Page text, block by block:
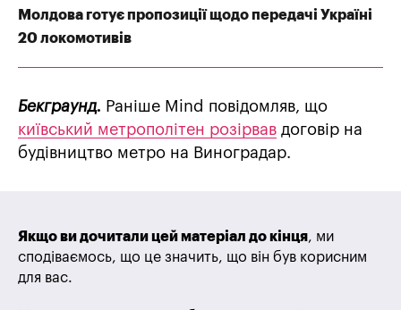
Молдова готує пропозиції щодо передачі Україні
20 локомотивів
Бекграунд. Раніше Mind повідомляв, що
київський метрополітен розірвав договір на
будівництво метро на Виноградар.
Якщо ви дочитали цей матеріал до кінця, ми
сподіваємось, що це значить, що він був корисним
для вас.